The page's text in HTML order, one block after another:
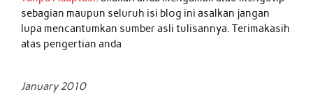
sebagian maupun seluruh isi blog ini asalkan jangan
lupa mencantumkan sumber asli tulisannya. Terimakasih
atas pengertian anda
January 2010